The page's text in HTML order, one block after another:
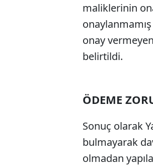
maliklerinin
onay
belirtildi.
ÖDEME
Sonuç olarak
bulmayarak
olmadan